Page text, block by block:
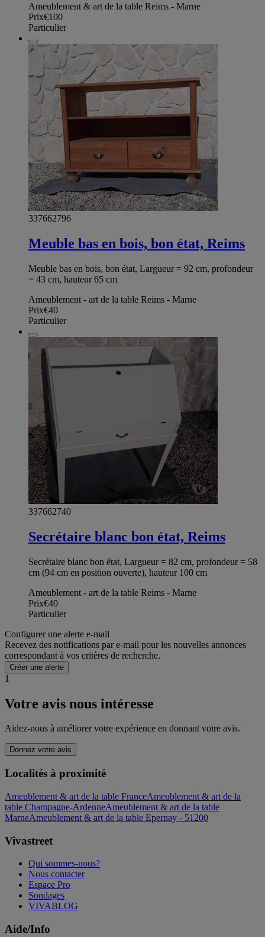
Ameublement & art de la table Reims - Marne
Prix€100
Particulier
337662796
Meuble bas en bois, bon état, Reims
Meuble bas en bois, bon état, Largueur = 92 cm, profondeur
= 43 cm, hauteur 65 cm
Ameublement - art de la table Reims - Marne
Prix€40
Particulier
337662740
Secrétaire blanc bon état, Reims
Secrétaire blanc bon état, Largueur = 82 cm, profondeur = 58
cm (94 cm en position ouverte), hauteur 100 cm
Ameublement - art de la table Reims - Marne
Prix€40
Particulier
Configurer une alerte e-mail
Recevez des notifications par e-mail pour les nouvelles annonces
correspondant à vos critères de recherche.
Créer une alerte
1
Votre avis nous intéresse
Aidez-nous à améliorer votre expérience en donnant votre avis.
Donnez votre avis
Localités à proximité
Ameublement & art de la table FranceAmeublement & art de la
table Champagne-ArdenneAmeublement & art de la table
MarneAmeublement & art de la table Epernay - 51200
Vivastreet
Qui sommes-nous?
Nous contacter
Espace Pro
Sondages
VIVABLOG
Aide/Info